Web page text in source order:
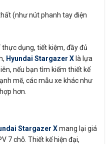
(như nút phanh tay điện
dụng, tiết kiệm, đầy đủ
Hyundai Stargazer X là lựa
nếu bạn tìm kiếm thiết kế
mẽ, các mẫu xe khác như
hơn.
Stargazer Xmang lại giá
7 chỗ. Thiết kế hiện đại,